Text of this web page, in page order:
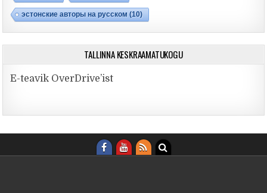
эстонские авторы на русском (10)
TALLINNA KESKRAAMATUKOGU
E-teavik OverDrive’ist